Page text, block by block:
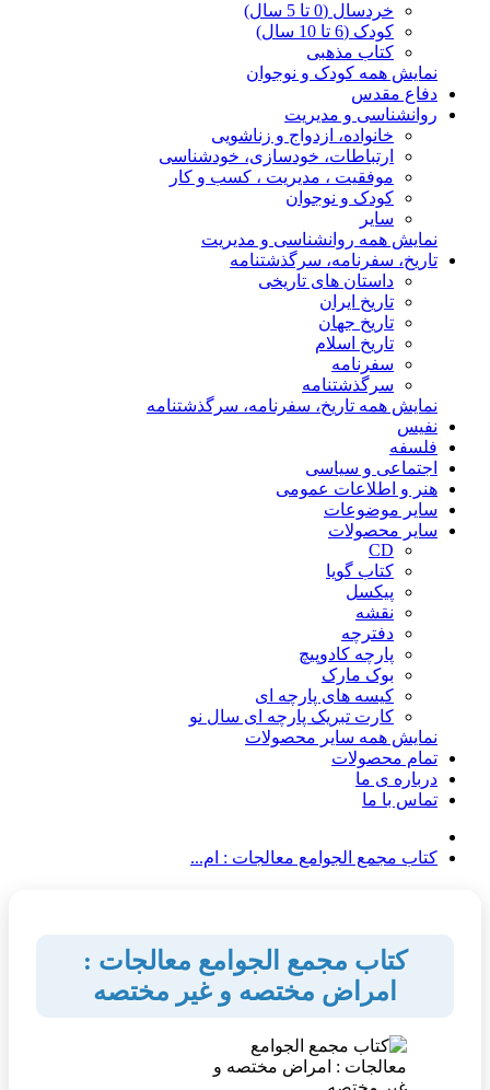
خردسال (0 تا 5 سال)
کودک (6 تا 10 سال)
کتاب مذهبی
نمایش همه کودک و نوجوان
دفاع مقدس
روانشناسی و مدیریت
خانواده، ازدواج و زناشویی
ارتباطات، خودسازی، خودشناسی
موفقیت ، مدیریت ، کسب و کار
کودک و نوجوان
سایر
نمایش همه روانشناسی و مدیریت
تاریخ، سفرنامه، سرگذشتنامه
داستان های تاریخی
تاریخ ایران
تاریخ جهان
تاریخ اسلام
سفرنامه
سرگذشتنامه
نمایش همه تاریخ، سفرنامه، سرگذشتنامه
نفیس
فلسفه
اجتماعی و سیاسی
هنر و اطلاعات عمومی
سایر موضوعات
سایر محصولات
CD
کتاب گویا
پیکسل
نقشه
دفترچه
پارچه کادوپیچ
بوک مارک
کیسه های پارچه ای
کارت تبریک پارچه ای سال نو
نمایش همه سایر محصولات
تمام محصولات
درباره ی ما
تماس با ما
کتاب مجمع الجوامع معالجات : ام...
کتاب مجمع الجوامع معالجات :
امراض مختصه و غیر مختصه